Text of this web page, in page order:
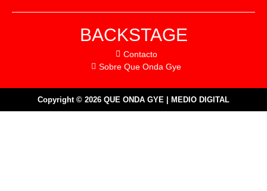
BACKSTAGE
Contacto
Sobre Que Onda Gye
Copyright © 2026 QUE ONDA GYE | MEDIO DIGITAL